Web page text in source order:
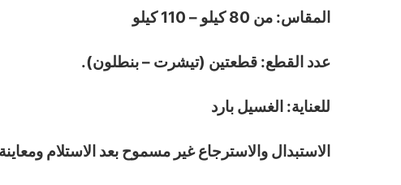
المقاس: من 80 كيلو – 110 كيلو
عدد القطع: قطعتين (تيشرت – بنطلون).
للعناية: الغسيل بارد
الاستبدال والاسترجاع غير مسموح بعد الاستلام